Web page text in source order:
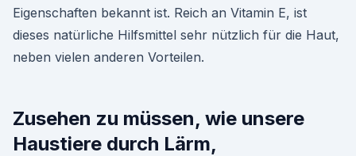
Eigenschaften bekannt ist. Reich an Vitamin E, ist
dieses natürliche Hilfsmittel sehr nützlich für die Haut,
neben vielen anderen Vorteilen.
Zusehen zu müssen, wie unsere
Haustiere durch Lärm,